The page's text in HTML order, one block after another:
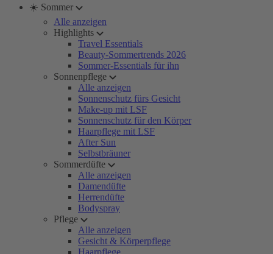
☀️ Sommer
Alle anzeigen
Highlights
Travel Essentials
Beauty-Sommertrends 2026
Sommer-Essentials für ihn
Sonnenpflege
Alle anzeigen
Sonnenschutz fürs Gesicht
Make-up mit LSF
Sonnenschutz für den Körper
Haarpflege mit LSF
After Sun
Selbstbräuner
Sommerdüfte
Alle anzeigen
Damendüfte
Herrendüfte
Bodyspray
Pflege
Alle anzeigen
Gesicht & Körperpflege
Haarpflege